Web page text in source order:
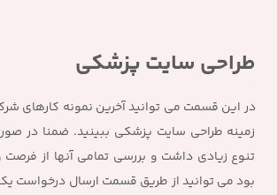
طراحی سایت پزشکی
در این قسمت می توانید آخرین نمونه کارهای
زمینه طراحی سایت پزشکی ببینید. ضمنا در
تنوع زیادی داشت و بررسی تمامی آنها از
بود می توانید از طریق قسمت ارسال درخواست